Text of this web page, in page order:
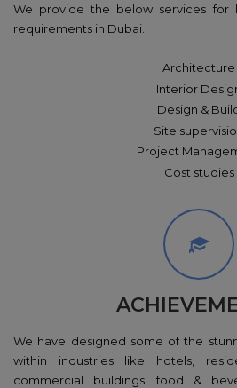
We provide the below services for
requirements in Dubai.
Architecture
Interior
Design &
Site
Project
Cost studies
We have designed some of the
within industries like hotels,
commercial buildings, food &